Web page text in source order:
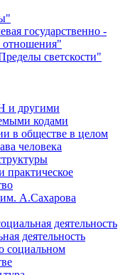
государственно -
отношения"
светскости"
и другими
кодами
в обществе в целом
человека
практическое
А.Сахарова
деятельность
деятельность
социальном